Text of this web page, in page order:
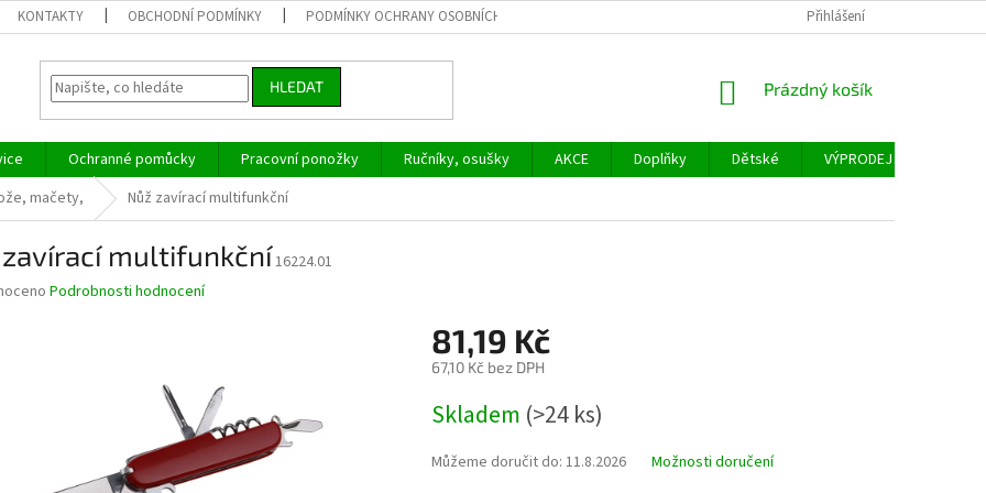
KONTAKTY OBCHODNÍ PODMÍNKY PODMÍNKY OCHRANY OSOBNÍCH ÚDAJŮ Přihlášení
HLEDAT
NÁKUPNÍ
Prázdný košík
Ochranné pomůcky Pracovní ponožky Ručníky, osušky AKCE Doplňky Dětské VÝPRODEJ
mačety, Nůž zavírací multifunkční
zavírací multifunkční16224.01
Podrobnosti hodnocení
81,19 Kč
67,10 Kč bez DPH
cena:
Skladem (>24 ks)
Můžeme doručit do: 11.8.2026 Možnosti doručení